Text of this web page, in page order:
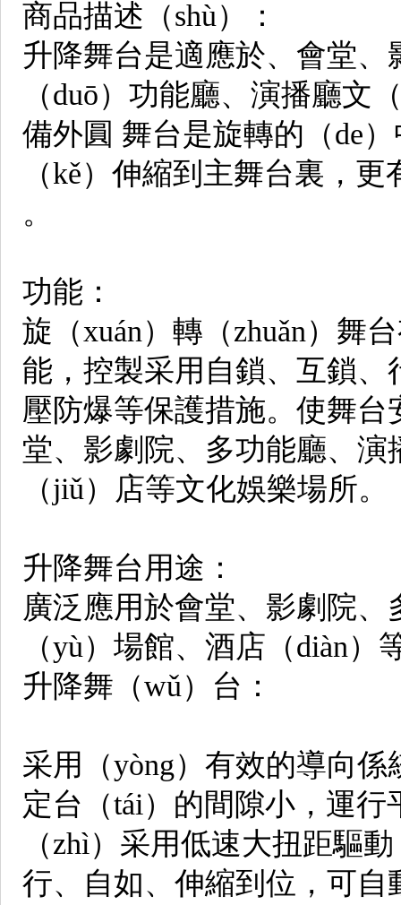
商品描述（shù）：
升降舞台是適應於、會堂、
（duō）功能廳、演播廳文
備外圓 舞台是旋轉的（de
（kě）伸縮到主舞台裏，
。
功能：
旋（xuán）轉（zhuǎn）舞
能，控製采用自鎖、互鎖、
壓防爆等保護措施。使舞
堂、影劇院、多功能廳、
（jiǔ）店等文化娛樂場所。
升降舞台用途：
廣泛應用於會堂、影劇院
（yù）場館、酒店（diàn
升降舞（wǔ）台：
采用（yòng）有效的導向
定台（tái）的間隙小，運
（zhì）采用低速大扭距驅
行、自如、伸縮到位，可自